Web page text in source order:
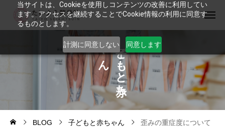
当サイトは、Cookieを使用しコンテンツの改善に利用してい
ます。アクセスを継続することでCookie情報の利用に同意す
るものとします。
計測に同意しない 同意します
ど
も
と
ち
ゃ
ん
BLOG 子どもと赤ちゃん 歪みの重症度について